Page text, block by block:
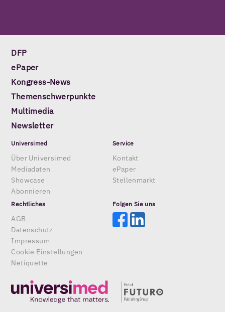
DFP
ePaper
Kongress-News
Themenschwerpunkte
Multimedia
Newsletter
Universimed
Über Universimed
Mediadaten
Showcase
Abonnieren
Service
Kontakt
ePaper
Stellenmarkt
Rechtliches
AGB
Datenschutz
Impressum
Cookie Einstellungen
Netiquette
Folgen Sie uns